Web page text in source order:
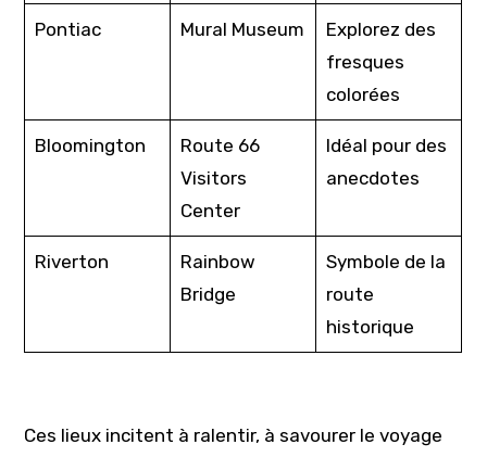
Pontiac Mural Museum
Explorez des
fresques
colorées
Bloomington
Route 66
Visitors
Center
Idéal pour des
anecdotes
Riverton
Rainbow
Bridge
Symbole de la
route
historique
Ces lieux incitent à ralentir, à savourer le voyage